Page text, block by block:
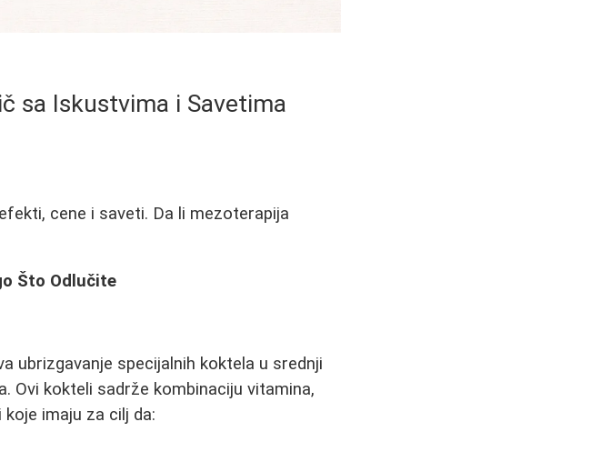
sa Iskustvima i Savetima
cene i saveti. Da li mezoterapija
Što Odlučite
ubrizgavanje specijalnih koktela u srednji
Ovi kokteli sadrže kombinaciju vitamina,
imaju za cilj da: